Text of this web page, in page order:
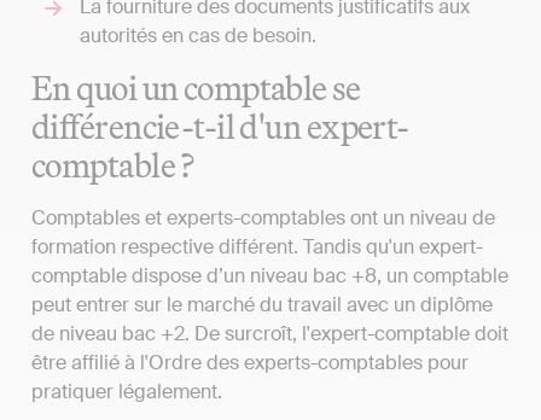
La fourniture des documents justificatifs aux
autorités en cas de besoin.
En quoi un comptable se
différencie-t-il d'un expert-
comptable ?
Comptables et experts-comptables ont un niveau de
formation respective différent. Tandis qu'un expert-
comptable dispose d’un niveau bac +8, un comptable
peut entrer sur le marché du travail avec un diplôme
de niveau bac +2. De surcroît, l'expert-comptable doit
être affilié à l'Ordre des experts-comptables pour
pratiquer légalement.